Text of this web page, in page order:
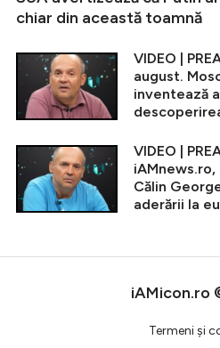
chiar din această toamnă
VIDEO |
august.
inventează
VIDEO |
Călin
aderării la
iAMicon.ro
Termeni şi